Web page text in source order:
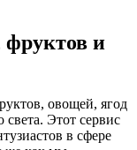
фруктов и
овощей, ягод
света. Этот сервис
в сфере